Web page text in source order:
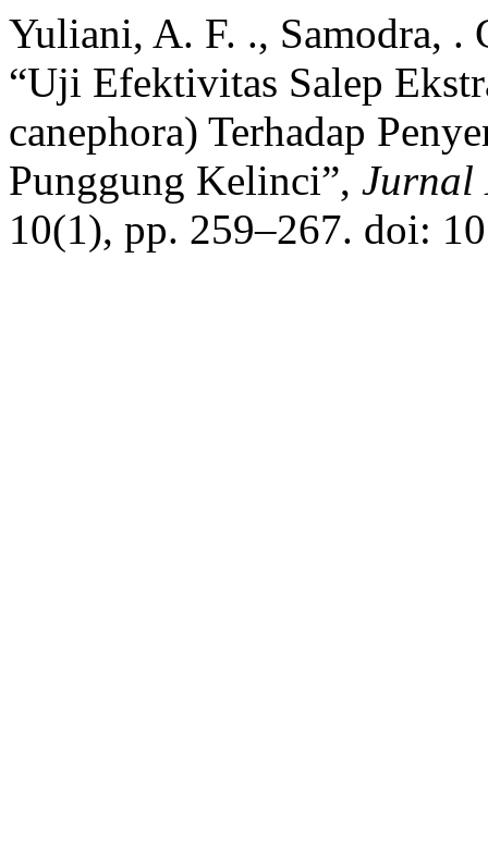
Yuliani, A. F. ., Samodra, .
“Uji Efektivitas Salep
canephora) Terhadap
Punggung Kelinci”, Jurnal
10(1), pp. 259–267. doi: